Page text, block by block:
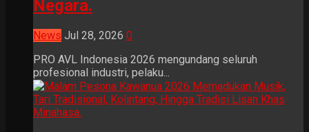
Negara.
News Jul 28, 2026 0
PRO AVL Indonesia 2026 mengundang seluruh
profesional industri, pelaku...